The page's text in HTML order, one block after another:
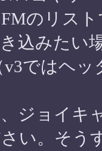
のリス
込みたい
v3ではヘ
ジョイキ
い。そう